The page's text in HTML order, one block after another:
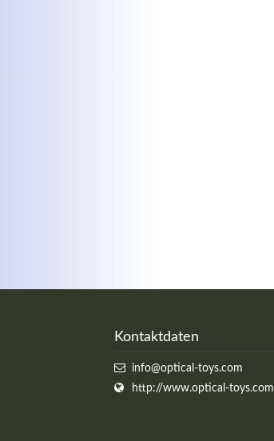
Kontaktdaten
info@optical-toys.com
http://www.optical-toys.com